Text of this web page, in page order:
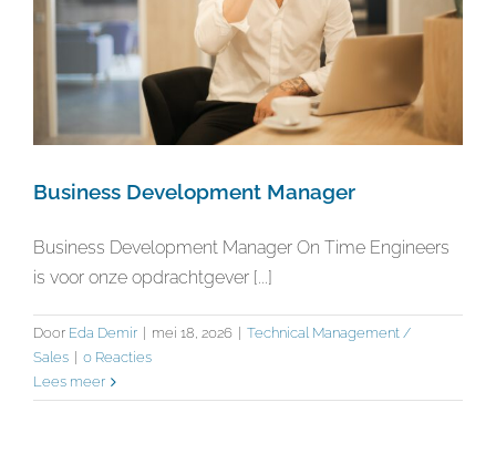
Business Development Manager
Business Development Manager On Time Engineers
is voor onze opdrachtgever [...]
Door Eda Demir mei 18, 2026
Technical Management /
Sales
0 Reacties
Lees meer